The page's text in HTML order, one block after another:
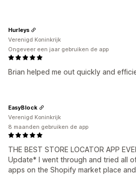
Brian helped me out quickly and
Hurleys
Verenigd Koninkrijk
Ongeveer een jaar gebruiken de app
THE BEST STORE LOCATOR APP
Update* I went through and tried all
apps on the Shopify market place
EasyBlock
Verenigd Koninkrijk
8 maanden gebruiken de app